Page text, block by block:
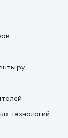
технологий